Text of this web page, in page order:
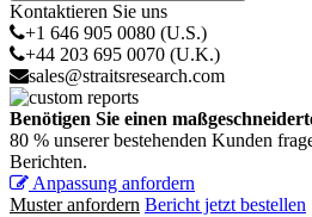
Kontaktieren Sie uns
+1 646 905 0080 (U.S.)
+44 203 695 0070 (U.K.)
sales@straitsresearch.com
Benötigen Sie einen
80 % unserer bestehenden Kunden
Berichten.
Anpassung anfordern
Muster anfordern Bericht jetzt bestellen